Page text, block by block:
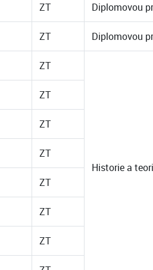
ZT Diplomovou
ZT Diplomovou
ZT
Historie a
ZT
ZT
ZT
ZT
ZT
ZT